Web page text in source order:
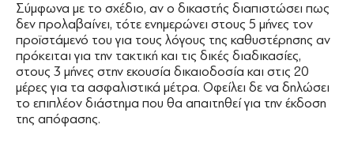
Σύμφωνα με το σχέδιο, αν ο δικαστής διαπιστώσει πως
δεν προλαβαίνει, τότε ενημερώνει στους 5 μήνες τον
προϊστάμενό του για τους λόγους της καθυστέρησης αν
πρόκειται για την τακτική και τις δικές διαδικασίες,
στους 3 μήνες στην εκουσία δικαιοδοσία και στις 20
μέρες για τα ασφαλιστικά μέτρα. Οφείλει δε να δηλώσει
το επιπλέον διάστημα που θα απαιτηθεί για την έκδοση
της απόφασης.